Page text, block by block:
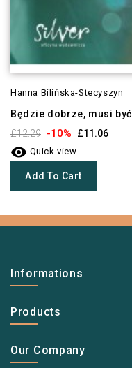
Hanna Bilińska-Stecyszyn
Będzie dobrze, musi być
£12.29 -10% £11.06
 Quick view
Add To Cart
Informations
Products
Our Company